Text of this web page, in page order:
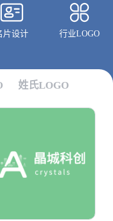
片设计 行业LOGO
姓氏LOGO